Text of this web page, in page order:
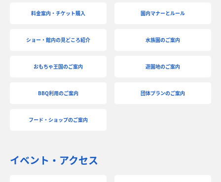
料金案内・チケット購入 園内マナーとルール
ショー・館内の見どころ紹介 水族園のご案内
おもちゃ王国のご案内 遊園地のご案内
BBQ利用のご案内 団体プランのご案内
フード・ショップのご案内
イベント・アクセス